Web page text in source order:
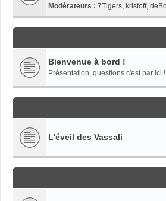
Modérateurs : 7Tigers, kristoff,
Bienvenue à bord !
Présentation, questions c'est par ici !
L'éveil des Vassali